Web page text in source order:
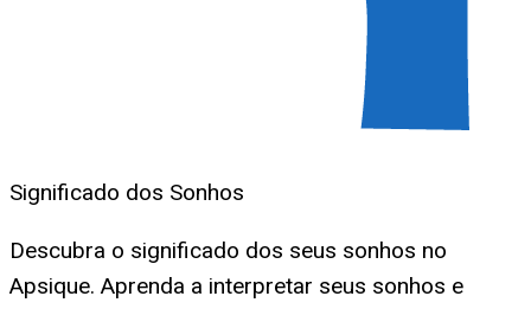
Significado dos Sonhos
Descubra o significado dos seus sonhos no
Apsique. Aprenda a interpretar seus sonhos e